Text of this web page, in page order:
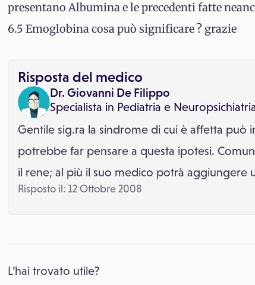
presentano Albumina e le precedenti fatte
6.5 Emoglobina cosa può significare ? grazie
Risposta del medico
Dr. Giovanni De Filippo
Specialista in Pediatria e
Gentile sig.ra la sindrome di cui è affetta può
potrebbe far pensare a questa ipotesi.
il rene; al più il suo medico potrà aggiungere
Risposto il: 12 Ottobre 2008
L’hai trovato utile?